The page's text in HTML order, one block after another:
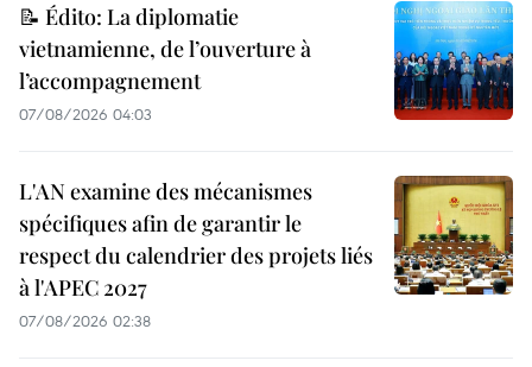
📝 Édito: La diplomatie
vietnamienne, de l’ouverture à
l’accompagnement
07/08/2026 04:03
L'AN examine des mécanismes
spécifiques afin de garantir le
respect du calendrier des projets liés
à l'APEC 2027
07/08/2026 02:38